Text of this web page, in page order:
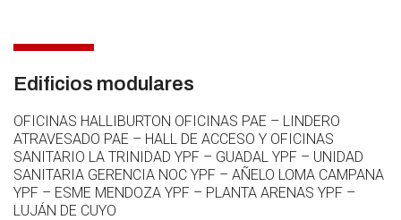
Edificios modulares
OFICINAS HALLIBURTON OFICINAS PAE – LINDERO
ATRAVESADO PAE – HALL DE ACCESO Y OFICINAS
SANITARIO LA TRINIDAD YPF – GUADAL YPF – UNIDAD
SANITARIA GERENCIA NOC YPF – AÑELO LOMA CAMPANA
YPF – ESME MENDOZA YPF – PLANTA ARENAS YPF –
LUJÁN DE CUYO